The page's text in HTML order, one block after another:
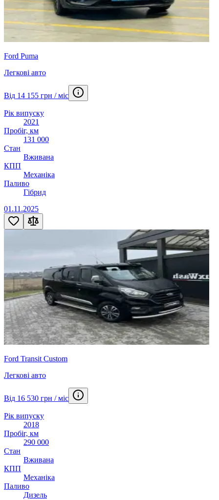
Ford Puma
Легкові авто
Від 14 155 грн / міс
Рік випуску
2021
Пробіг, км
131 000
Стан
Вживана
КПП
Механіка
Паливо
Гібрид
01.11.2025
Ford Transit Custom
Легкові авто
Від 16 530 грн / міс
Рік випуску
2018
Пробіг, км
290 000
Стан
Вживана
КПП
Механіка
Паливо
Дизель